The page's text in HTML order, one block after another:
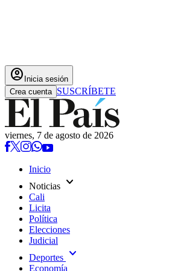
account_circle Inicia sesión
Crea cuenta SUSCRÍBETE
viernes, 7 de agosto de 2026
Inicio
Noticias expand_more
Cali
Licita
Política
Elecciones
Judicial
Deportes expand_more
Economía